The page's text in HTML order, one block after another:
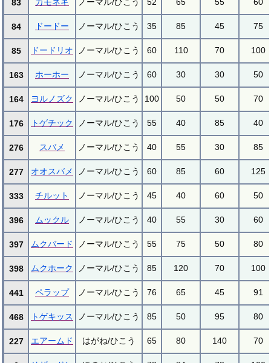
83
84 ドードー ノーマル/ひこう 35 85 45 75
85 ドードリオ ノーマル/ひこう 60 110 70 100
163 ホーホー ノーマル/ひこう 60 30 30 50
164 ヨルノズク ノーマル/ひこう 100 50 50 70
176 トゲチック ノーマル/ひこう 55 40 85 40
276 スバメ ノーマル/ひこう 40 55 30 85
277 オオスバメ ノーマル/ひこう 60 85 60 125
333 チルット ノーマル/ひこう 45 40 60 50
396 ムックル ノーマル/ひこう 40 55 30 60
397 ムクバード ノーマル/ひこう 55 75 50 80
398 ムクホーク ノーマル/ひこう 85 120 70 100
441 ペラップ ノーマル/ひこう 76 65 45 91
468 トゲキッス ノーマル/ひこう 85 50 95 80
227 エアームド はがね/ひこう 65 80 140 70